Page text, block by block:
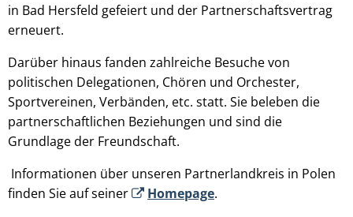
in Bad Hersfeld gefeiert und der Partnerschaftsvertrag
erneuert.
Darüber hinaus fanden zahlreiche Besuche von
politischen Delegationen, Chören und Orchester,
Sportvereinen, Verbänden, etc. statt. Sie beleben die
partnerschaftlichen Beziehungen und sind die
Grundlage der Freundschaft.
Informationen über unseren Partnerlandkreis in Polen
finden Sie auf seiner
Homepage.